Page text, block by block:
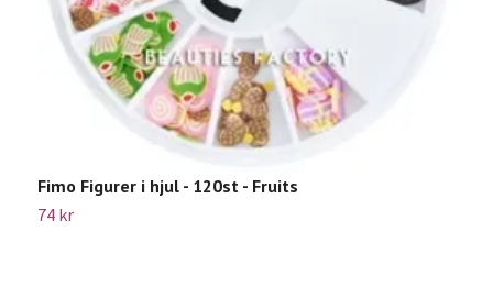
Fimo Figurer i hjul - 120st - Fruits
74 kr